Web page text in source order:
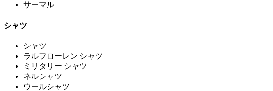
サーマル
シャツ
シャツ
ラルフローレン シャツ
ミリタリー シャツ
ネルシャツ
ウールシャツ